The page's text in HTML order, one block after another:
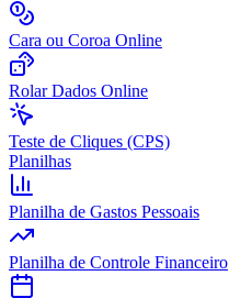
Cara ou Coroa Online
Rolar Dados Online
Teste de Cliques (CPS)
Planilhas
Planilha de Gastos Pessoais
Planilha de Controle Financeiro